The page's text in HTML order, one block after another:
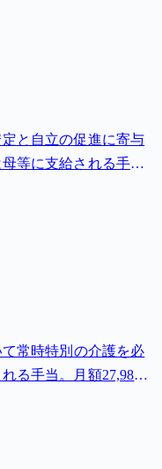
と自立の促進に寄与
等に支給される手
常時特別の介護を必
る手当。月額27,980